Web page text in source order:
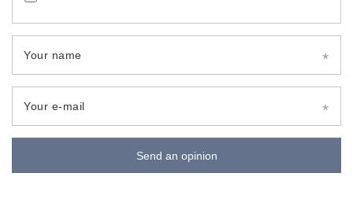
Your name
Your e-mail
Send an opinion